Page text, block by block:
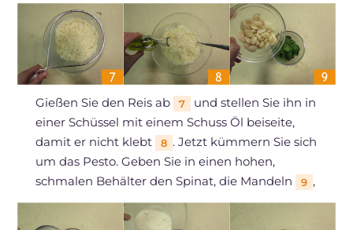
Gießen Sie den Reis ab 7
und stellen Sie ihn in
einer Schüssel mit einem Schuss Öl beiseite,
damit er nicht klebt
8 . Jetzt kümmern Sie sich
um das Pesto. Geben Sie in einen hohen,
schmalen Behälter den Spinat, die Mandeln
9 ,